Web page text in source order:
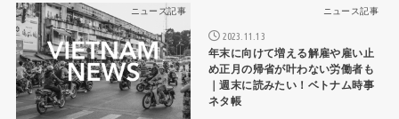
ニュース記事 ニュース記事
2023.11.13
年末に向けて増える解雇や雇い止
め正月の帰省が叶わない労働者も
｜週末に読みたい！ベトナム時事
ネタ帳